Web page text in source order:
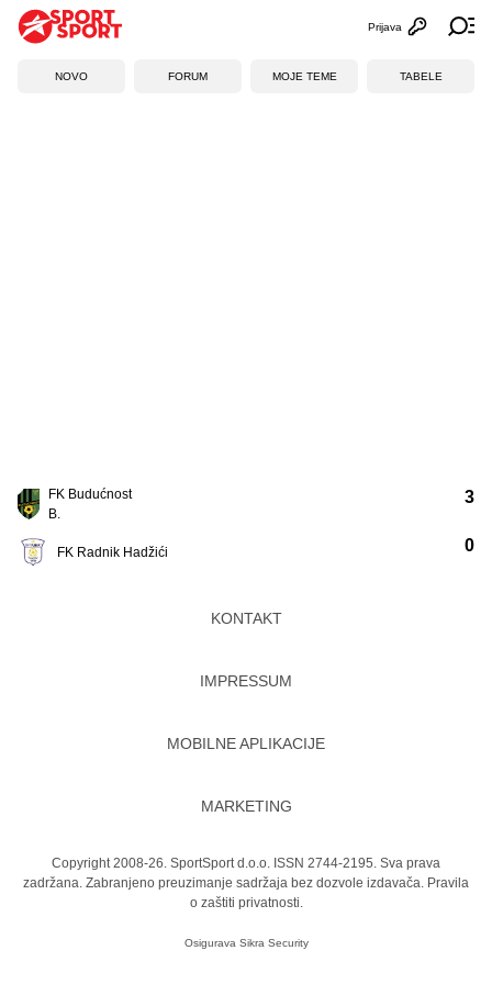
Otvori
Prijava
NOVO FORUM MOJE TEME TABELE
FK Budućnost
B.
FK Radnik Hadžići
3
0
KONTAKT
IMPRESSUM
MOBILNE APLIKACIJE
MARKETING
Copyright 2008-26. SportSport d.o.o. ISSN 2744-2195. Sva prava
zadržana. Zabranjeno preuzimanje sadržaja bez dozvole izdavača. Pravila
o zaštiti privatnosti.
Osigurava Sikra Security